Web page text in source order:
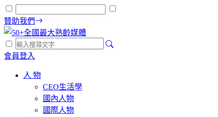
贊助我們
會員登入
人 物
CEO生活學
國內人物
國際人物